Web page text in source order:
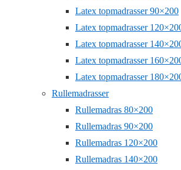
Latex topmadrasser 90×200
Latex topmadrasser
Latex topmadrasser
Latex topmadrasser
Latex topmadrasser
Rullemadrasser
Rullemadras 80×200
Rullemadras 90×200
Rullemadras 120×200
Rullemadras 140×200